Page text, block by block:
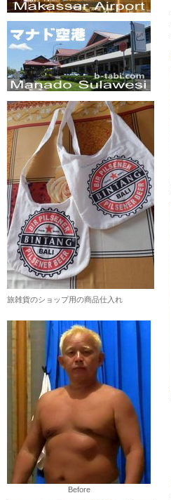
旅雑貨のショップ用の商品仕入れ
Before